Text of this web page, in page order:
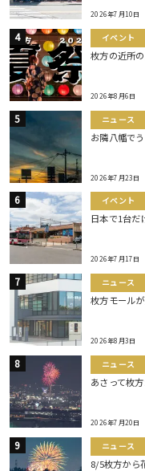
2026年7月10日
イベント
枚方の近所
2026年8月6日
ニュース
お隣八幡で
2026年7月23日
イベント
日本で1台だ
2026年7月17日
ニュース
枚方モール
2026年8月3日
ニュース
あさって枚
2026年7月20日
ニュース
8/5枚方から